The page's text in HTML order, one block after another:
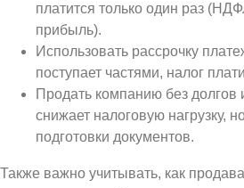
платится только один раз
прибыль).
Использовать рассрочку
поступает частями, налог
Продать компанию без долгов
снижает налоговую нагрузку,
подготовки документов.
Также важно учитывать, как